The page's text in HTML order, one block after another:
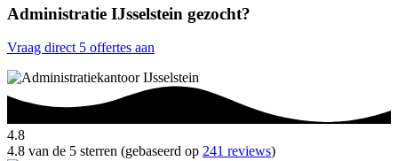
Administratie IJsselstein gezocht?
Vraag direct 5 offertes aan
4.8
4.8 van de 5 sterren (gebaseerd op 241 reviews)